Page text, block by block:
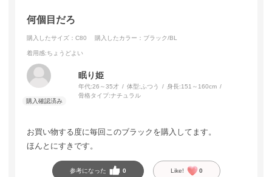
何個目だろ
購入したサイズ：C80 購入したカラー：ブラック/BL
着用感:ちょうどよい
眠り姫
年代:26～35才 体型: ふつう 身長:151～160cm
骨格タイプ:ナチュラル
お買い物する度に毎回このブラックを購入してます。
ほんとにすきです。
参考になった 0 Like! 0